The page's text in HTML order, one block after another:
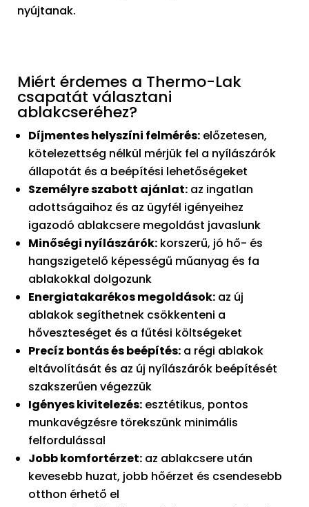
nyújtanak.
Miért érdemes a Thermo-Lak
csapatát választani
ablakcseréhez?
Díjmentes helyszíni felmérés: előzetesen,
kötelezettség nélkül mérjük fel a nyílászárók
állapotát és a beépítési lehetőségeket
Személyre szabott ajánlat: az ingatlan
adottságaihoz és az ügyfél igényeihez
igazodó ablakcsere megoldást javaslunk
Minőségi nyílászárók: korszerű, jó hő- és
hangszigetelő képességű műanyag és fa
ablakokkal dolgozunk
Energiatakarékos megoldások: az új
ablakok segíthetnek csökkenteni a
hőveszteséget és a fűtési költségeket
Precíz bontás és beépítés: a régi ablakok
eltávolítását és az új nyílászárók beépítését
szakszerűen végezzük
Igényes kivitelezés: esztétikus, pontos
munkavégzésre törekszünk minimális
felfordulással
Jobb komfortérzet: az ablakcsere után
kevesebb huzat, jobb hőérzet és csendesebb
otthon érhető el